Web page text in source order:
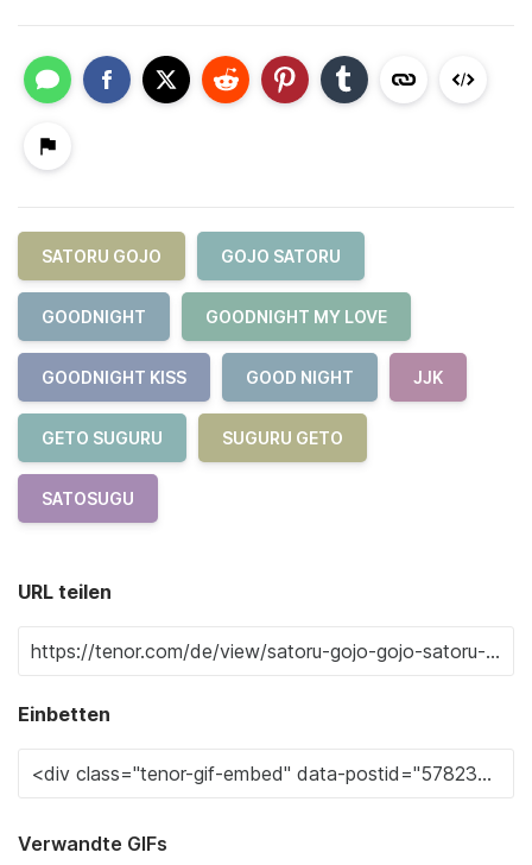
SATORU GOJO GOJO SATORU
GOODNIGHT GOODNIGHT MY LOVE
GOODNIGHT KISS GOOD NIGHT JJK
GETO SUGURU SUGURU GETO
SATOSUGU
URL teilen
Einbetten
Verwandte GIFs